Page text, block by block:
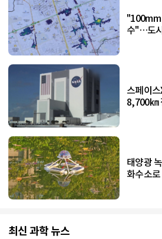
"100mm
수"…도
스페이
8,700㎞
태양광
화수소로
최신 과학 뉴스